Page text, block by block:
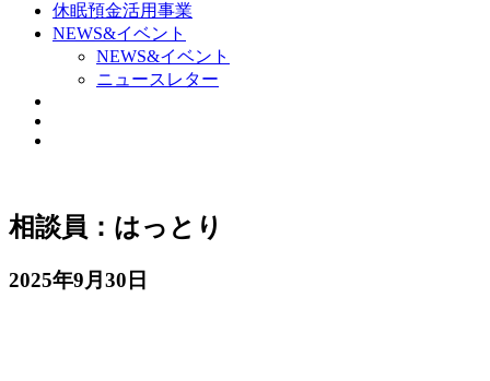
休眠預金活用事業
NEWS&イベント
NEWS&イベント
ニュースレター
相談員：はっとり
2025年9月30日